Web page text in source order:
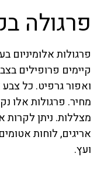
פרגולה
קיימים פרופילים
מחיר. פרגולות אלו
מצללות. ניתן לקרות
אריגים, לוחות
ועץ.